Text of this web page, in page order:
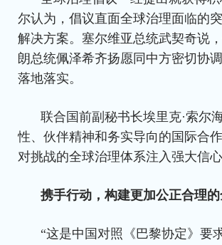
尔认为，倡议直面全球治理面临的
解决方案。塞尔维亚总统武契奇说
朗总统佩泽希齐扬愿同中方密切协
落地落实。
联合国前副秘书长埃里克·索尔
性、伙伴精神和务实导向的国际合
对挑战的全球治理体系注入强大信心
携手行动，构建更加公正合理
“这是中国对照《巴黎协定》要